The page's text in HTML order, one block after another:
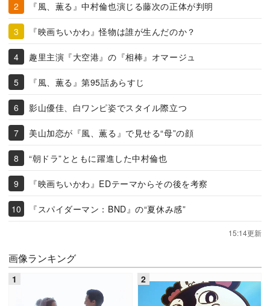
『風、薫る』中村倫也演じる藤次の正体が判明
『映画ちいかわ』怪物は誰が生んだのか？
趣里主演『大空港』の『相棒』オマージュ
『風、薫る』第95話あらすじ
影山優佳、白ワンピ姿でスタイル際立つ
美山加恋が『風、薫る』で見せる“母”の顔
“朝ドラ”とともに躍進した中村倫也
『映画ちいかわ』EDテーマからその後を考察
『スパイダーマン：BND』の“夏休み感”
15:14更新
画像ランキング